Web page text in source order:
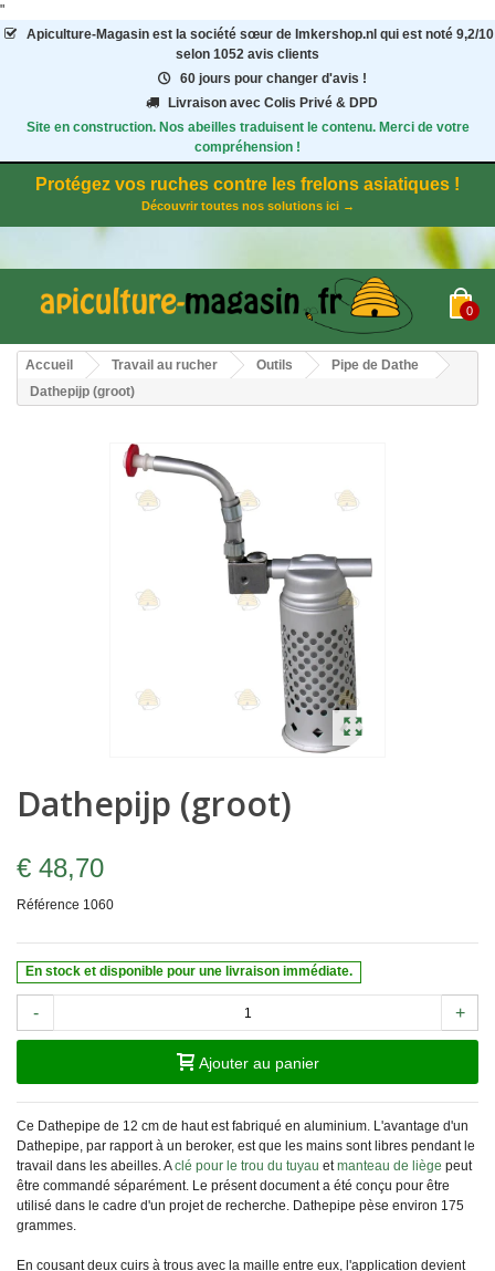
"
Apiculture-Magasinest la société sœur de Imkershop.nl qui est noté 9,2/10
selon 1052 avis clients
60 jours pour changer d'avis !
Livraison avec Colis Privé & DPD
Site en construction. Nos abeilles traduisent le contenu. Merci de votre
compréhension !
Protégez vos ruches contre les frelons asiatiques !
Découvrir toutes nos solutions ici →
0
Accueil Travail au rucher Outils
Pipe de Dathe
Dathepijp (groot)
Dathepijp (groot)
€ 48,70
Référence 1060
En stock et disponible pour une livraison immédiate.
- +
Ajouter au panier
Ce Dathepipe de 12 cm de haut est fabriqué en aluminium. L'avantage d'un
Dathepipe, par rapport à un beroker, est que les mains sont libres pendant le
travail dans les abeilles. Aclé pour le trou du tuyau etmanteau de liège peut
être commandé séparément. Le présent document a été conçu pour être
utilisé dans le cadre d'un projet de recherche. Dathepipe pèse environ 175
grammes.
En cousant deux cuirs à trous avec la maille entre eux, l'application devient